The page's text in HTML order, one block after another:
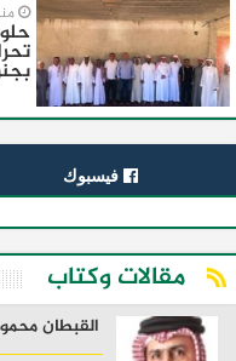
فيسبوك
مقالات وكتاب
القبطان